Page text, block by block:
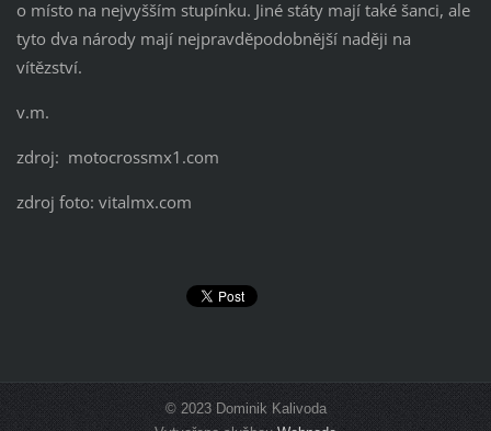
o místo na nejvyšším stupínku. Jiné státy mají také šanci, ale
tyto dva národy mají nejpravděpodobnější naději na
vítězství.
v.m.
zdroj: motocrossmx1.com
zdroj foto: vitalmx.com
© 2023 Dominik Kalivoda